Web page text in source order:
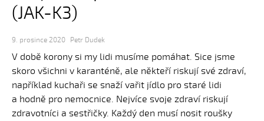
(JAK-K3)
9. prosince 2020 Petr Dudek
V době korony si my lidi musíme pomáhat. Sice jsme
skoro všichni v karanténě, ale někteří riskují své zdraví,
například kuchaři se snaží vařit jídlo pro staré lidi
a hodně pro nemocnice. Nejvíce svoje zdraví riskují
zdravotníci a sestřičky. Každý den musí nosit roušky